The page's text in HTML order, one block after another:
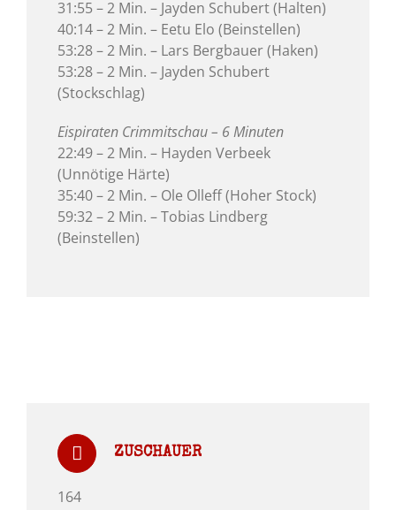
31:55 – 2 Min. – Jayden Schubert (Halten)
40:14 – 2 Min. – Eetu Elo (Beinstellen)
53:28 – 2 Min. – Lars Bergbauer (Haken)
53:28 – 2 Min. – Jayden Schubert
(Stockschlag)
Eispiraten Crimmitschau – 6 Minuten
22:49 – 2 Min. – Hayden Verbeek
(Unnötige Härte)
35:40 – 2 Min. – Ole Olleff (Hoher Stock)
59:32 – 2 Min. – Tobias Lindberg
(Beinstellen)
ZUSCHAUER
164